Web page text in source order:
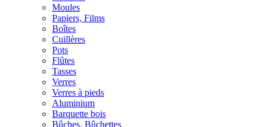
Moules
Papiers, Films
Boîtes
Cuillères
Pots
Flûtes
Tasses
Verres
Verres à pieds
Aluminium
Barquette bois
Bûches, Bûchettes